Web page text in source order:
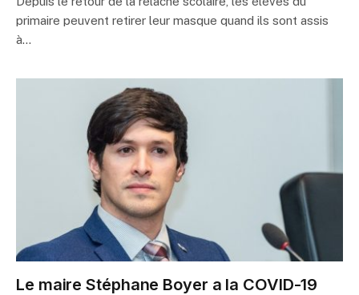
primaire peuvent retirer leur masque quand ils sont assis
à…
Le maire Stéphane Boyer a la COVID-19